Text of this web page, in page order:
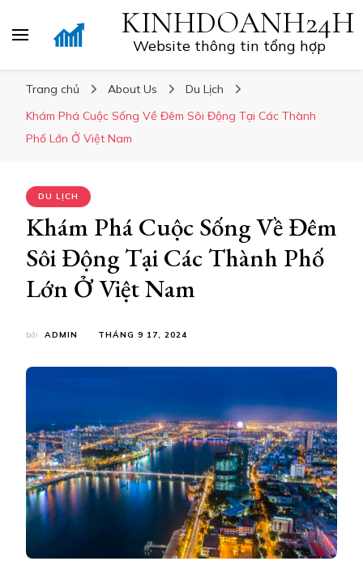
KINHDOANH24H
Website thông tin tổng hợp
Trang chủ About Us
Du Lịch
Khám Phá Cuộc Sống Về Đêm Sôi Động Tại Các Thành
Phố Lớn Ở Việt Nam
DU LỊCH
Khám Phá Cuộc Sống Về Đêm
Sôi Động Tại Các Thành Phố
Lớn Ở Việt Nam
bởi ADMIN THÁNG 9 17, 2024